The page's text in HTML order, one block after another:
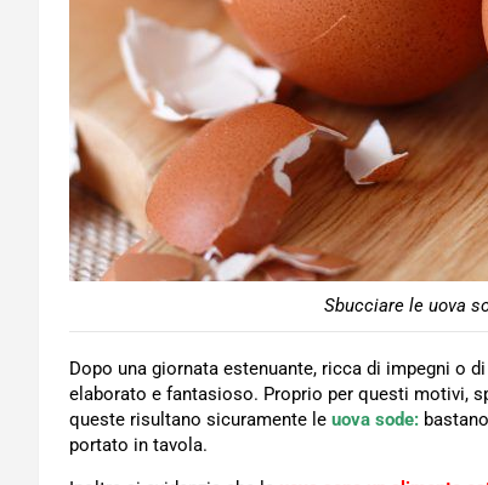
Sbucciare le uova
Dopo una giornata estenuante, ricca di impegni o
elaborato e fantasioso. Proprio per questi motivi,
queste risultano sicuramente le uova sode:
portato in tavola.